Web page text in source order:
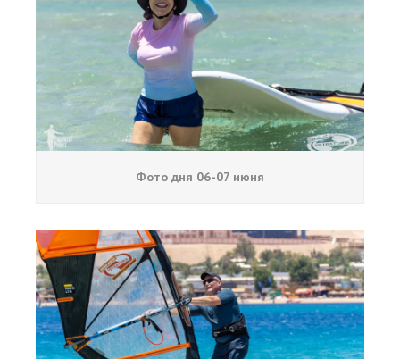
Прокат оборудования
Прокат Винг Фоил
Продажа оборудования
Система скидок
Обучение кайтсерфингу
Фото дня 06-07 июня